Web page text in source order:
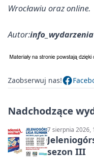
Wrocławiu oraz online.
Autor:info_wydarzenia
Zaobserwuj nas!
Nadchodzące
7 sierpnia 2026,
sezon III